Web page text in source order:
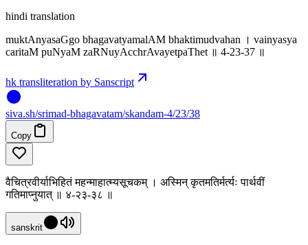
hindi translation
muktAnyasaGgo bhagavatyamalAM bhaktimudvahan । vainyasya
caritaM puNyaM za‍RNuyAcchrAvayetpaThet ॥ 4-23-37 ॥
hk transliteration by Sanscript
siva.sh/srimad-bhagavatam/skandam-4/23/38
Copy
वैचित्रवीर्याभिहितं महन्माहात्म्यसूचकम् । अस्मिन् कृतमतिर्मर्त्यः पार्थवीं
गतिमाप्नुयात् ॥ ४-२३-३८ ॥
sanskrit